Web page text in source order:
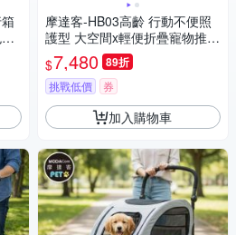
摩達客-HB03高齡 行動不便照
護型 大空間x輕便折疊寵物推車
黑紅色款/40KG以下貓狗適用
$7,480 89折
挑戰低價 券
加入購物車